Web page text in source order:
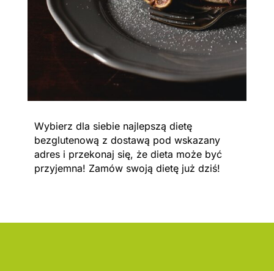
Wybierz dla siebie najlepszą dietę
bezglutenową z dostawą pod wskazany
adres i przekonaj się, że dieta może być
przyjemna! Zamów swoją dietę już dziś!